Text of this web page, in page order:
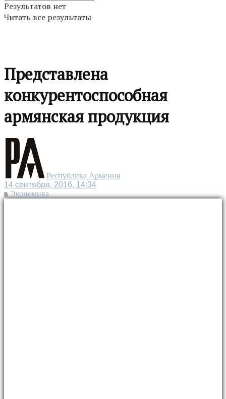
Результатов нет
Читать все результаты
Представлена
конкурентоспособная
армянская продукция
Республика Армения
14 сентября, 2016, 14:34
в Экономика